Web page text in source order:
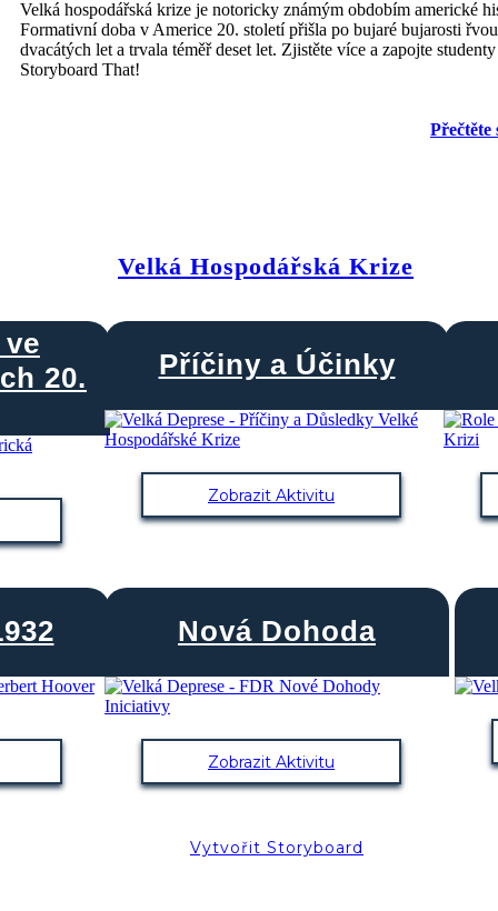
potlačeny útokem na Pearl Harbor, což povede k hospodářskému rozmachu.
Velká hospodářská krize je notoricky známým obdobím americké
Formativní doba v Americe 20. století přišla po bujaré bujarosti
dvacátých let a trvala téměř deset let. Zjistěte více a zapojte
Storyboard That!
Přečtěte
Velká Hospodářská Krize
20.
Příčiny a Účinky
Zobrazit Aktivitu
Nová Dohoda
Zobrazit Aktivitu
Vytvořit Storyboard